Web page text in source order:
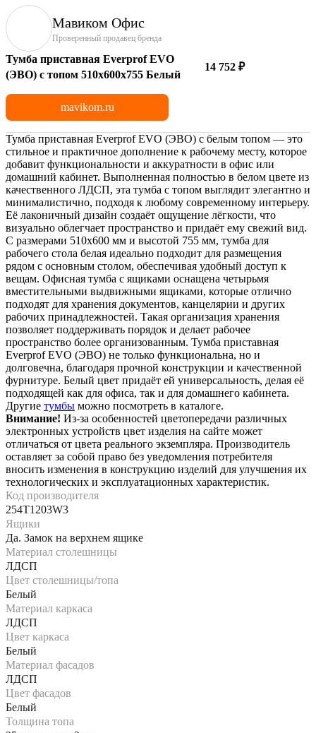
Мавиком Офис
Проверенный продавец бренда
Тумба приставная Everprof EVO
(ЭВО) с топом 510х600x755 Белый
14 752 ₽
mavikom.ru
Тумба приставная Everprof EVO (ЭВО) с белым топом — это
стильное и практичное дополнение к рабочему месту, которое
добавит функциональности и аккуратности в офис или
домашний кабинет. Выполненная полностью в белом цвете из
качественного ЛДСП, эта тумба с топом выглядит элегантно и
минималистично, подходя к любому современному интерьеру.
Её лаконичный дизайн создаёт ощущение лёгкости, что
визуально облегчает пространство и придаёт ему свежий вид.
С размерами 510х600 мм и высотой 755 мм, тумба для
рабочего стола белая идеально подходит для размещения
рядом с основным столом, обеспечивая удобный доступ к
вещам. Офисная тумба с ящиками оснащена четырьмя
вместительными выдвижными ящиками, которые отлично
подходят для хранения документов, канцелярии и других
рабочих принадлежностей. Такая организация хранения
позволяет поддерживать порядок и делает рабочее
пространство более организованным. Тумба приставная
Everprof EVO (ЭВО) не только функциональна, но и
долговечна, благодаря прочной конструкции и качественной
фурнитуре. Белый цвет придаёт ей универсальность, делая её
подходящей как для офиса, так и для домашнего кабинета.
Другие тумбы можно посмотреть в каталоге.
Внимание! Из-за особенностей цветопередачи различных
электронных устройств цвет изделия на сайте может
отличаться от цвета реального экземпляра. Производитель
оставляет за собой право без уведомления потребителя
вносить изменения в конструкцию изделий для улучшения их
технологических и эксплуатационных характеристик.
Код производителя
254T1203W3
Ящики
Да. Замок на верхнем ящике
Материал столешницы
ЛДСП
Цвет столешницы/топа
Белый
Материал каркаса
ЛДСП
Цвет каркаса
Белый
Материал фасадов
ЛДСП
Цвет фасадов
Белый
Толщина топа